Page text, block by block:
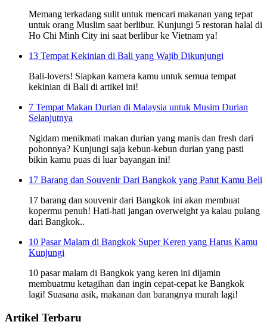
Memang terkadang sulit untuk mencari makanan yang tepat
untuk orang Muslim saat berlibur. Kunjungi 5 restoran halal di
Ho Chi Minh City ini saat berlibur ke Vietnam ya!
13 Tempat Kekinian di Bali yang Wajib Dikunjungi
Bali-lovers! Siapkan kamera kamu untuk semua tempat
kekinian di Bali di artikel ini!
7 Tempat Makan Durian di Malaysia untuk Musim Durian
Selanjutnya
Ngidam menikmati makan durian yang manis dan fresh dari
pohonnya? Kunjungi saja kebun-kebun durian yang pasti
bikin kamu puas di luar bayangan ini!
17 Barang dan Souvenir Dari Bangkok yang Patut Kamu Beli
17 barang dan souvenir dari Bangkok ini akan membuat
kopermu penuh! Hati-hati jangan overweight ya kalau pulang
dari Bangkok..
10 Pasar Malam di Bangkok Super Keren yang Harus Kamu
Kunjungi
10 pasar malam di Bangkok yang keren ini dijamin
membuatmu ketagihan dan ingin cepat-cepat ke Bangkok
lagi! Suasana asik, makanan dan barangnya murah lagi!
Artikel Terbaru